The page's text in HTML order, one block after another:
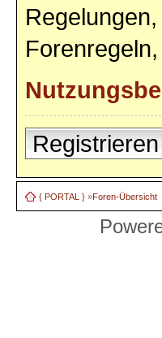
Registrieren
{ PORTAL } »Foren-Übersicht